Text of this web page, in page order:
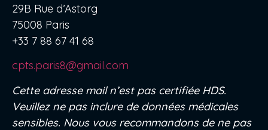
29B Rue d’Astorg
75008 Paris
+33 7 88 67 41 68
cpts.paris8@gmail.com
Cette adresse mail n’est pas certifiée HDS.
Veuillez ne pas inclure de données médicales
sensibles. Nous vous recommandons de ne pas